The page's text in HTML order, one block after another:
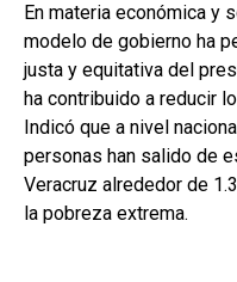
En materia económica y
modelo de gobierno ha
justa y equitativa del
ha contribuido a reducir
Indicó que a nivel
personas han salido de
Veracruz alrededor de
la pobreza extrema.